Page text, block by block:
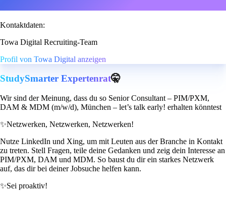
Kontaktdaten:
Towa Digital Recruiting-Team
Profil von Towa Digital anzeigen
StudySmarter Expertenrat🤫
Wir sind der Meinung, dass du so Senior Consultant – PIM/PXM,
DAM & MDM (m/w/d), München – let’s talk early! erhalten könntest
✨Netzwerken, Netzwerken, Netzwerken!
Nutze LinkedIn und Xing, um mit Leuten aus der Branche in Kontakt
zu treten. Stell Fragen, teile deine Gedanken und zeig dein Interesse an
PIM/PXM, DAM und MDM. So baust du dir ein starkes Netzwerk
auf, das dir bei deiner Jobsuche helfen kann.
✨Sei proaktiv!